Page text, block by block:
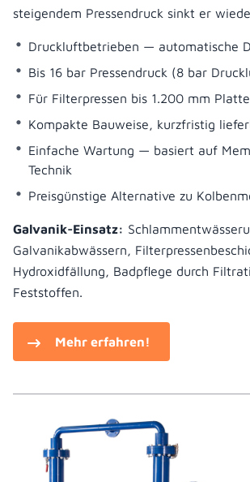
steigendem Pressendruck sinkt er
Druckluftbetrieben — automatische
Bis 16 bar Pressendruck (8 bar
Für Filterpressen bis 1.200 mm
Kompakte Bauweise, kurzfristig
Einfache Wartung — basiert auf
Technik
Preisgünstige Alternative zu
Galvanik-Einsatz:
Galvanikabwässern,
Hydroxidfällung, Badpflege durch
Feststoffen.
Mehr erfahren!